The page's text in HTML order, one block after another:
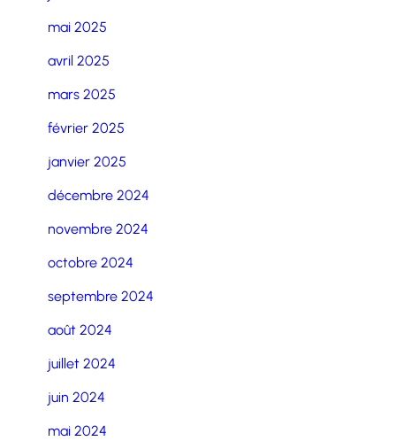
mai 2025
avril 2025
mars 2025
février 2025
janvier 2025
décembre 2024
novembre 2024
octobre 2024
septembre 2024
août 2024
juillet 2024
juin 2024
mai 2024